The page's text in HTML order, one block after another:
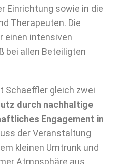
Einrichtung sowie in die
Therapeuten. Die
einen intensiven
bei allen Beteiligten
Schaeffler gleich zwei
durch nachhaltige
Engagement in
der Veranstaltung
kleinen Umtrunk und
Atmosphäre aus.